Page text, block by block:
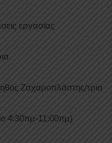
εργασίας
Ζαχαροπλάστης/τρια
4:30πμ-11:00πμ)